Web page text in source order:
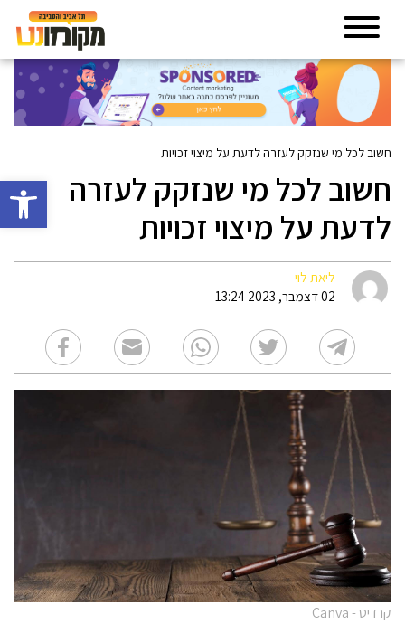
פתח
חשוב לכל מי שנזקק לעזרה לדעת על מיצוי זכויות
חשוב לכל מי שנזקק לעזרה
לדעת על מיצוי זכויות
ליאת לוי
02 דצמבר, 2023 13:24
קרדיט - Canva